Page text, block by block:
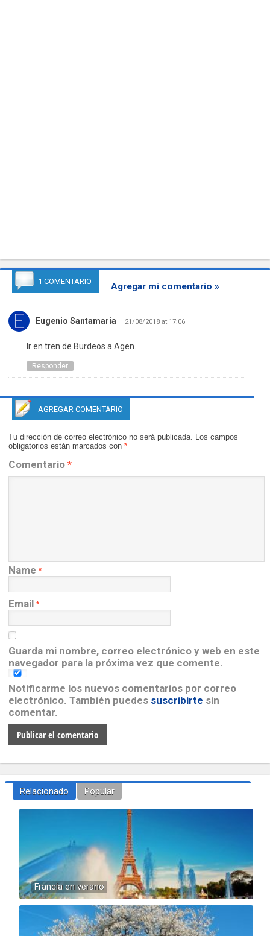
1 COMENTARIO Agregar mi comentario »
Eugenio Santamaria 21/08/2018 at 17:06
Ir en tren de Burdeos a Agen.
Responder
AGREGAR COMENTARIO
Tu dirección de correo electrónico no será publicada. Los campos
obligatorios están marcados con *
Comentario *
Name *
Email *
Guarda mi nombre, correo electrónico y web en este
navegador para la próxima vez que comente.
Notificarme los nuevos comentarios por correo
electrónico. También puedes suscribirte sin
comentar.
Relacionado Popular
Francia en verano